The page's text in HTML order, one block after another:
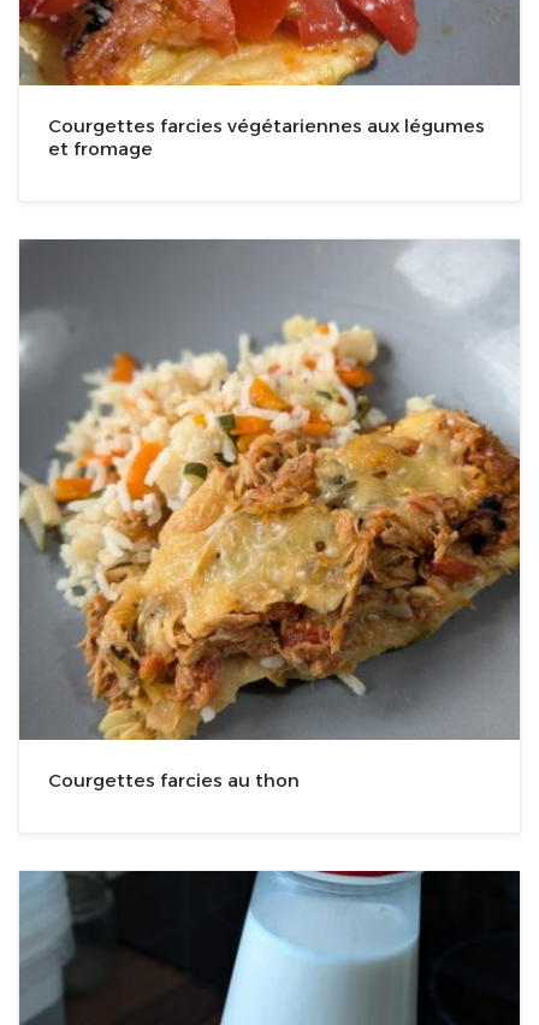
Courgettes farcies végétariennes aux légumes
et fromage
Courgettes farcies au thon